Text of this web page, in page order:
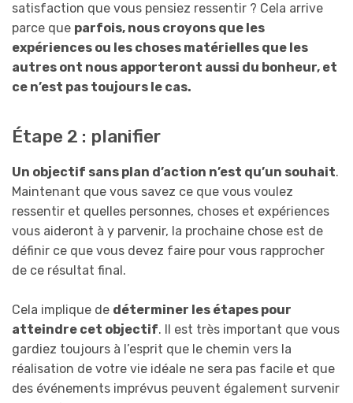
satisfaction que vous pensiez ressentir ? Cela arrive
parce que parfois, nous croyons que les
expériences ou les choses matérielles que les
autres ont nous apporteront aussi du bonheur, et
ce n’est pas toujours le cas.
Étape 2 : planifier
Un objectif sans plan d’action n’est qu’un souhait.
Maintenant que vous savez ce que vous voulez
ressentir et quelles personnes, choses et expériences
vous aideront à y parvenir, la prochaine chose est de
définir ce que vous devez faire pour vous rapprocher
de ce résultat final.
Cela implique de déterminer les étapes pour
atteindre cet objectif. Il est très important que vous
gardiez toujours à l’esprit que le chemin vers la
réalisation de votre vie idéale ne sera pas facile et que
des événements imprévus peuvent également survenir